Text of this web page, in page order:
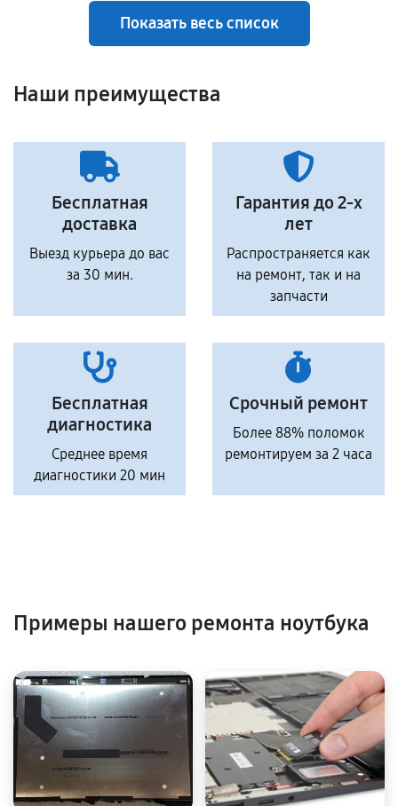
Показать весь список
Наши преимущества
Бесплатная
доставка
Выезд курьера до вас
за 30 мин.
Гарантия до 2-х
лет
Распространяется как
на ремонт, так и на
запчасти
Бесплатная
диагностика
Среднее время
диагностики 20 мин
Срочный ремонт
Более 88% поломок
ремонтируем за 2 часа
Примеры нашего ремонта ноутбука